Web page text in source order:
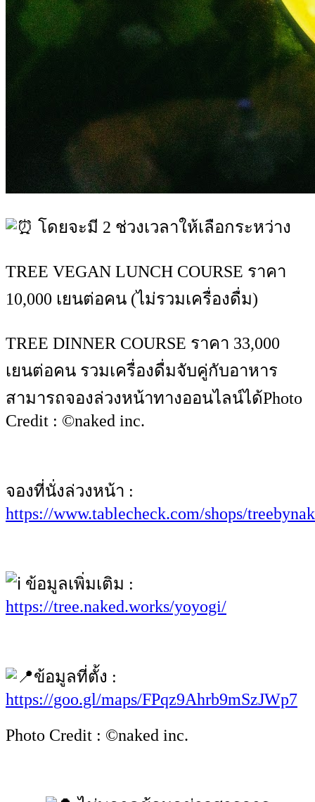
โดยจะมี 2 ช่วงเวลาให้เลือกระหว่าง
TREE VEGAN LUNCH COURSE ราคา
10,000 เยนต่อคน (ไม่รวมเครื่องดื่ม)
TREE DINNER COURSE ราคา 33,000
เยนต่อคน รวมเครื่องดื่มจับคู่กับอาหาร
สามารถจองล่วงหน้าทางออนไลน์ได้Photo
Credit : ©naked inc.
จองที่นั่งล่วงหน้า :
https://www.tablecheck.com/shops/
ข้อมูลเพิ่มเติม :
https://tree.naked.works/yoyogi/
ข้อมูลที่ตั้ง :
https://goo.gl/maps/FPqz9Ahrb9mSzJWp7
Photo Credit : ©naked inc.